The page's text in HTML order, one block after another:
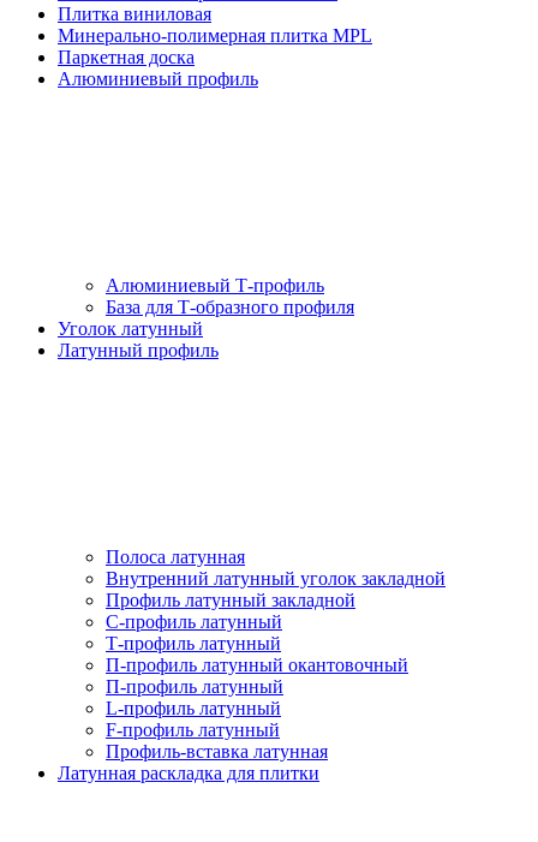
Плитка виниловая
Минерально-полимерная плитка MPL
Паркетная доска
Алюминиевый профиль
Алюминиевый Т-профиль
База для Т-образного профиля
Уголок латунный
Латунный профиль
Полоса латунная
Внутренний латунный уголок закладной
Профиль латунный закладной
С-профиль латунный
Т-профиль латунный
П-профиль латунный окантовочный
П-профиль латунный
L-профиль латунный
F-профиль латунный
Профиль-вставка латунная
Латунная раскладка для плитки